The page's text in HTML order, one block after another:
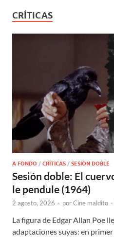
CRÍTICAS
A FONDO / CRÍTICAS / SESIÓN DOBLE
Sesión doble: El
le pendule (1964)
2 agosto, 2026 - porCine maldito -
La figura de Edgar Allan Poe
adaptaciones suyas: en